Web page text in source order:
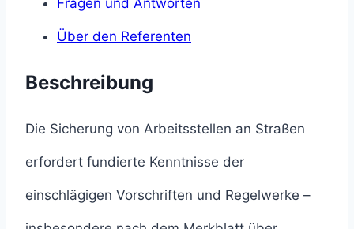
Über den Referenten
Beschreibung
Die Sicherung von Arbeitsstellen an Straßen
erfordert fundierte Kenntnisse der
einschlägigen Vorschriften und Regelwerke –